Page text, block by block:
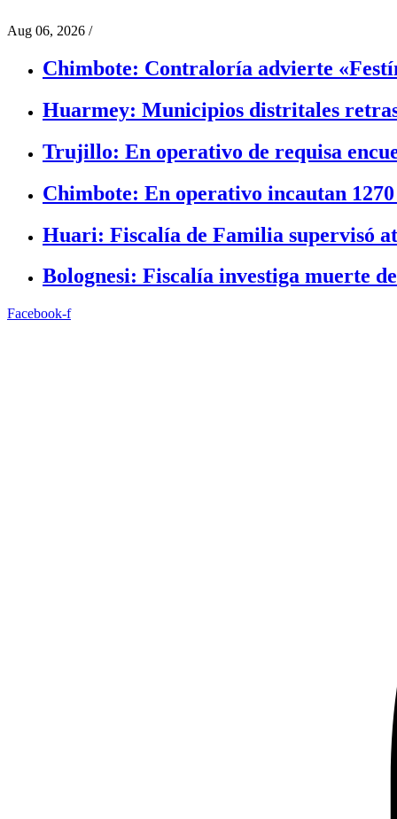
Aug 06, 2026 /
Chimbote: Contraloría advierte
Huarmey: Municipios distritales
Trujillo: En operativo de requisa
Chimbote: En operativo incautan
Huari: Fiscalía de Familia supervisó
Bolognesi: Fiscalía investiga muerte
Facebook-f